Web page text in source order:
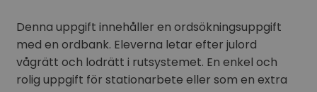
Denna uppgift innehåller en ordsökningsuppgift
med en ordbank. Eleverna letar efter julord
vågrätt och lodrätt i rutsystemet. En enkel och
rolig uppgift för stationarbete eller som en extra